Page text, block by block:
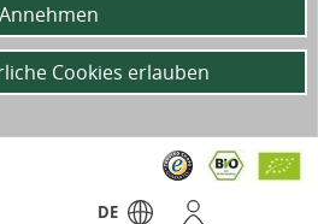
DE
Annehmen
Cookies erlauben